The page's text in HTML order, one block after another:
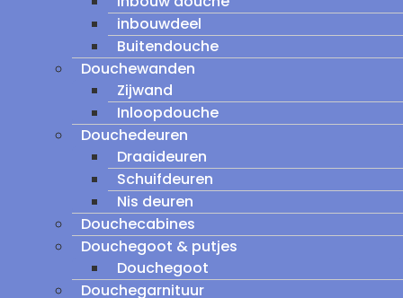
inbouwdeel
Buitendouche
Douchewanden
Zijwand
Inloopdouche
Douchedeuren
Draaideuren
Schuifdeuren
Nis deuren
Douchecabines
Douchegoot & putjes
Douchegoot
Douchegarnituur